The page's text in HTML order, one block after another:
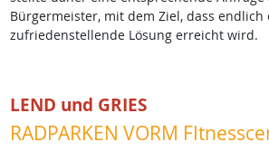
Bürgermeister, mit dem Ziel, dass endlich
zufriedenstellende Lösung erreicht wird.
LEND und GRIES
RADPARKEN VORM